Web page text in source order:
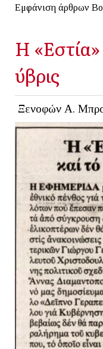
Εμφάνιση άρθρων
Η «Εστία»
ύβρις
Ξενοφών Α.